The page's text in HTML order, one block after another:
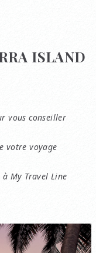
ISLAND
vous conseiller
votre voyage
à My Travel Line